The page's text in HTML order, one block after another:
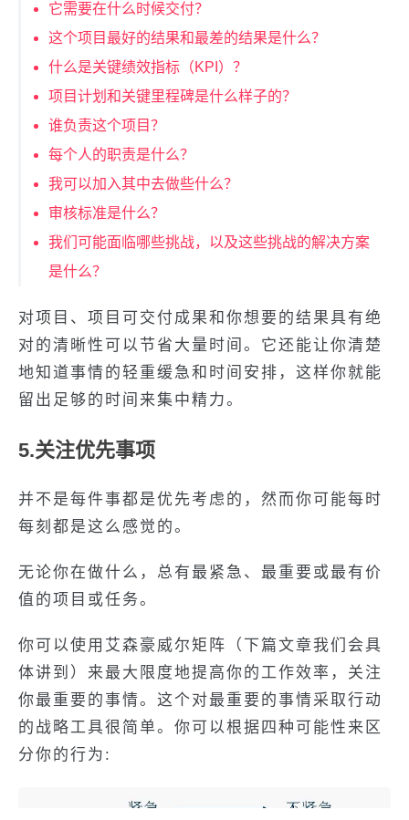
它需要在什么时候交付？
这个项目最好的结果和最差的结果是什么？
什么是关键绩效指标（KPI）？
项目计划和关键里程碑是什么样子的？
谁负责这个项目？
每个人的职责是什么？
我可以加入其中去做些什么？
审核标准是什么？
我们可能面临哪些挑战，以及这些挑战的解决方案
是什么？
对项目、项目可交付成果和你想要的结果具有绝
对的清晰性可以节省大量时间。它还能让你清楚
地知道事情的轻重缓急和时间安排，这样你就能
留出足够的时间来集中精力。
5.关注优先事项
并不是每件事都是优先考虑的，然而你可能每时
每刻都是这么感觉的。
无论你在做什么，总有最紧急、最重要或最有价
值的项目或任务。
你可以使用艾森豪威尔矩阵（下篇文章我们会具
体讲到）来最大限度地提高你的工作效率，关注
你最重要的事情。这个对最重要的事情采取行动
的战略工具很简单。你可以根据四种可能性来区
分你的行为: